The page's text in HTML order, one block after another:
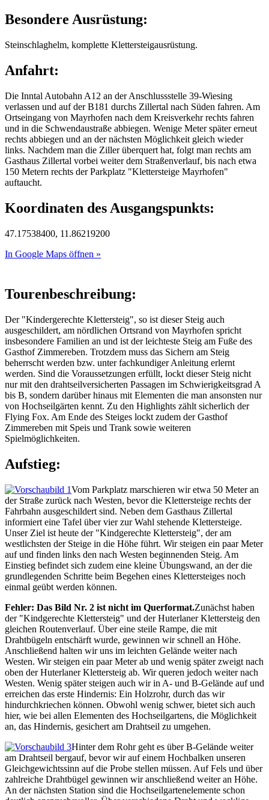
Besondere Ausrüstung:
Steinschlaghelm, komplette Klettersteigausrüstung.
Anfahrt:
Die Inntal Autobahn A12 an der Anschlussstelle 39-Wiesing
verlassen und auf der B181 durchs Zillertal nach Süden fahren. Am
Ortseingang von Mayrhofen nach dem Kreisverkehr rechts fahren
und in die Schwendaustraße abbiegen. Wenige Meter später erneut
rechts abbiegen und an der nächsten Möglichkeit gleich wieder
links. Nachdem man die Ziller überquert hat, folgt man rechts am
Gasthaus Zillertal vorbei weiter dem Straßenverlauf, bis nach etwa
150 Metern rechts der Parkplatz "Klettersteige Mayrhofen"
auftaucht.
Koordinaten des Ausgangspunkts:
47.17538400, 11.86219200
In Google Maps öffnen »
Tourenbeschreibung:
Der "Kindergerechte Klettersteig", so ist dieser Steig auch
ausgeschildert, am nördlichen Ortsrand von Mayrhofen spricht
insbesondere Familien an und ist der leichteste Steig am Fuße des
Gasthof Zimmereben. Trotzdem muss das Sichern am Steig
beherrscht werden bzw. unter fachkundiger Anleitung erlernt
werden. Sind die Voraussetzungen erfüllt, lockt dieser Steig nicht
nur mit den drahtseilversicherten Passagen im Schwierigkeitsgrad A
bis B, sondern darüber hinaus mit Elementen die man ansonsten nur
von Hochseilgärten kennt. Zu den Highlights zählt sicherlich der
Flying Fox. Am Ende des Steiges lockt zudem der Gasthof
Zimmereben mit Speis und Trank sowie weiteren
Spielmöglichkeiten.
Aufstieg:
Vom Parkplatz marschieren wir etwa 50 Meter an
der Straße zurück nach Westen, bevor die Klettersteige rechts der
Fahrbahn ausgeschildert sind. Neben dem Gasthaus Zillertal
informiert eine Tafel über vier zur Wahl stehende Klettersteige.
Unser Ziel ist heute der "Kindgerechte Klettersteig", der am
westlichsten der Steige in die Höhe führt. Wir steigen ein paar Meter
auf und finden links den nach Westen beginnenden Steig. Am
Einstieg befindet sich zudem eine kleine Übungswand, an der die
grundlegenden Schritte beim Begehen eines Klettersteiges noch
einmal geübt werden können.
Fehler: Das Bild Nr. 2 ist nicht im Querformat.Zunächst haben
der "Kindgerechte Klettersteig" und der Huterlaner Klettersteig den
gleichen Routenverlauf. Über eine steile Rampe, die mit
Drahtbügeln entschärft wurde, gewinnen wir schnell an Höhe.
Anschließend halten wir uns im leichten Gelände weiter nach
Westen. Wir steigen ein paar Meter ab und wenig später zweigt nach
oben der Huterlaner Klettersteig ab. Wir queren jedoch weiter nach
Westen. Wenig später steigen auch wir in A- und B-Gelände auf und
erreichen das erste Hindernis: Ein Holzrohr, durch das wir
hindurchkriechen können. Obwohl wenig schwer, bietet sich auch
hier, wie bei allen Elementen des Hochseilgartens, die Möglichkeit
an, das Hindernis, gesichert am Drahtseil zu umgehen.
Hinter dem Rohr geht es über B-Gelände weiter
am Drahtseil bergauf, bevor wir auf einem Hochbalken unseren
Gleichgewichtssinn auf die Probe stellen müssen. Auf Fels und über
zahlreiche Drahtbügel gewinnen wir anschließend weiter an Höhe.
An der nächsten Station sind die Hochseilgartenelemente schon